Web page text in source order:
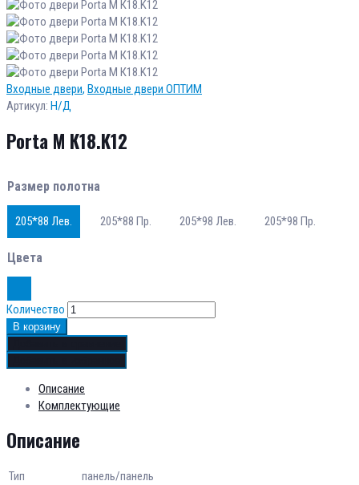
Входные двери, Входные двери ОПТИМ
Артикул: Н/Д
Porta M К18.K12
Размер полотна
205*88 Лев. 205*88 Пр. 205*98 Лев. 205*98 Пр.
Цвета
Количество
В корзину
Описание
Комплектующие
Описание
Тип панель/панель